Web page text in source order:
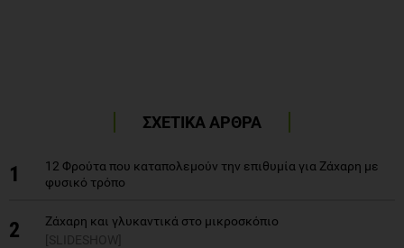
ΣΧΕΤΙΚΑ ΑΡΘΡΑ
1
12 Φρούτα που καταπολεμούν την επιθυμία για Ζάχαρη με
φυσικό τρόπο
2
Ζάχαρη και γλυκαντικά στο μικροσκόπιο
[SLIDESHOW]